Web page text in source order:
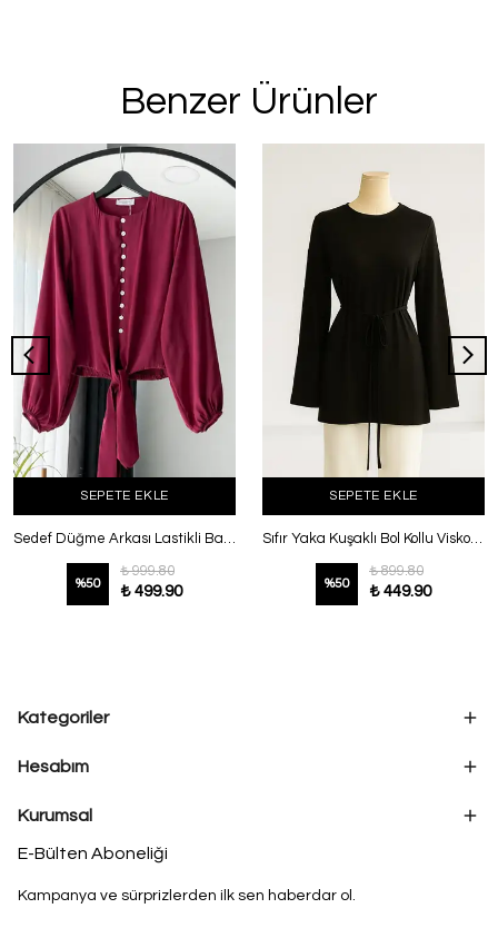
Benzer Ürünler
SEPETE EKLE
Sedef Düğme Arkası Lastikli Bağlamalı Modal Gömlek Mürdüm
%50
₺ 999.80
₺ 499.90
SEPETE EKLE
Sıfır Yaka Kuşaklı Bol Kollu Viskon Tunik Siyah
%50
₺ 899.80
₺ 449.90
Kategoriler
Hesabım
Kurumsal
E-Bülten Aboneliği
Kampanya ve sürprizlerden ilk sen haberdar ol.